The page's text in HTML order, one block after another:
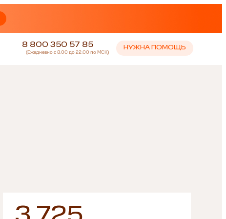
8 800 350 57 85
(Ежедневно с 8:00 до 22:00 по МСК)
НУЖНА ПОМОЩЬ